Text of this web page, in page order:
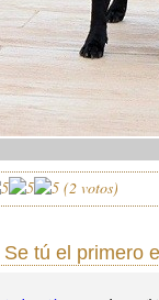
(2 votos)
tú el primero